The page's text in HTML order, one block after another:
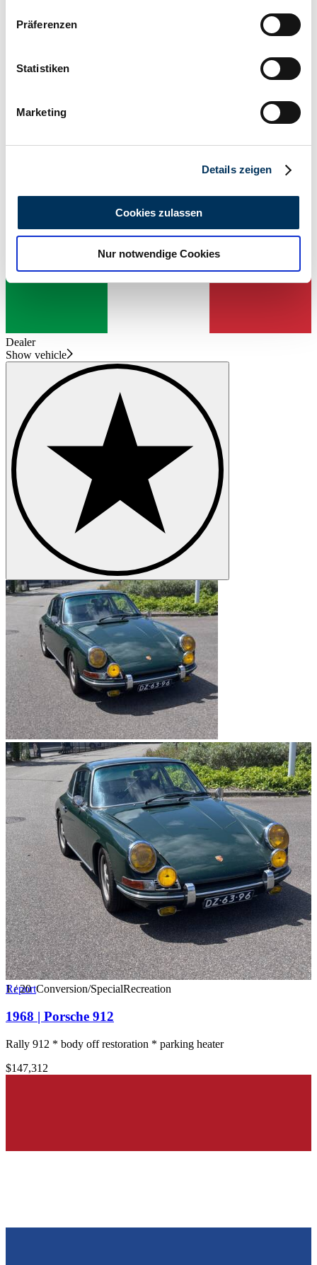
Informationen über Ihre geografische Lage
können
bestimmten Merkmalen (Fingerprinting) identifizieren
Erfahren Sie mehr darüber, wie Ihre persönlichen Daten
analysieren. Außerdem geben wir Informationen zu Ihrer
Verwendung unserer Website an unsere Partner für
soziale Medien, Werbung und Analysen weiter. Unsere
gesammelt haben.
Präferenzen
Statistiken
Marketing
Details zeigen
Cookies zulassen
Nur notwendige Cookies
Dealer
Show vehicle
1/20
ReportConversion/SpecialRecreation
1968 | Porsche 912
Rally 912 * body off restoration * parking heater
$147,312